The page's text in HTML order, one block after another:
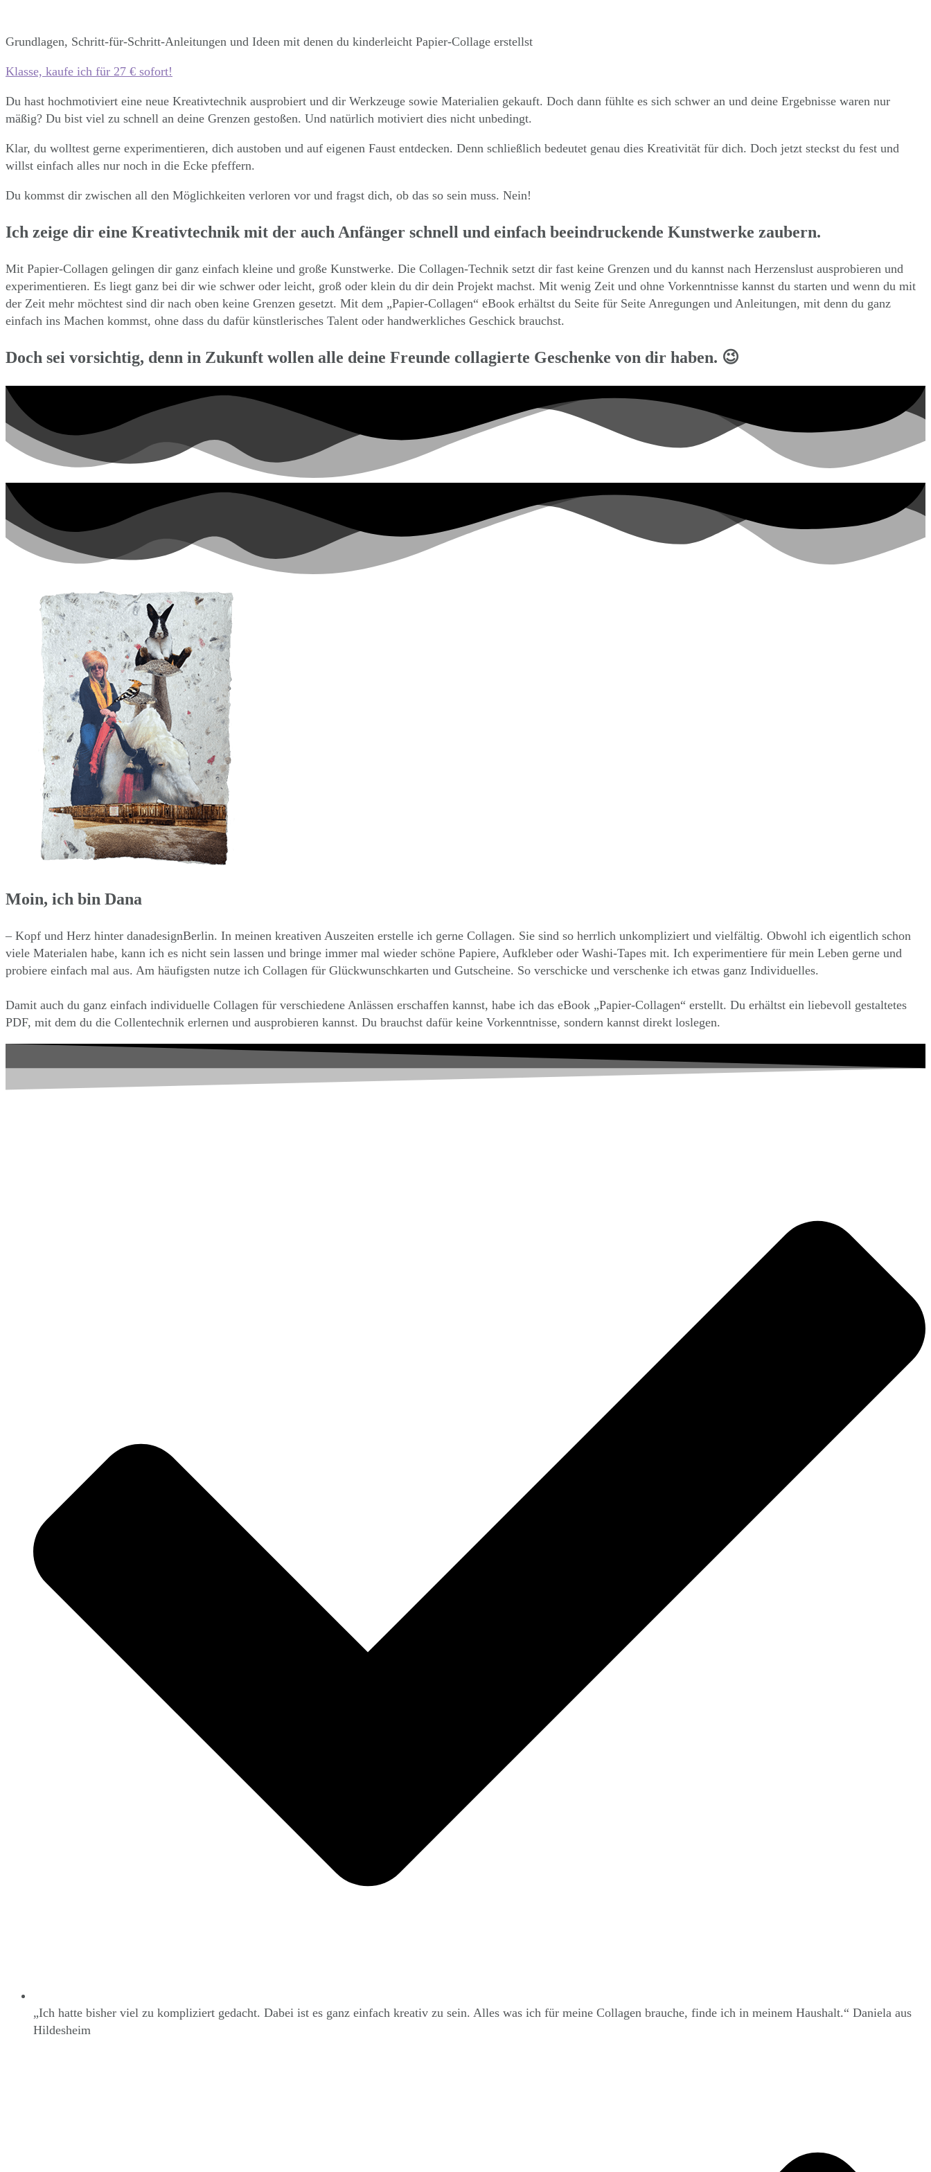
Grundlagen, Schritt-für-Schritt-Anleitungen und Ideen mit denen du kinderleicht Papier-Collage erstellst
Klasse, kaufe ich für 27 € sofort!
Du hast hochmotiviert eine neue Kreativtechnik ausprobiert und dir Werkzeuge sowie Materialien gekauft. Doch dann fühlte es sich schwer an und deine Ergebnisse waren nur
mäßig? Du bist viel zu schnell an deine Grenzen gestoßen. Und natürlich motiviert dies nicht unbedingt.
Klar, du wolltest gerne experimentieren, dich austoben und auf eigenen Faust entdecken. Denn schließlich bedeutet genau dies Kreativität für dich. Doch jetzt steckst du fest und
willst einfach alles nur noch in die Ecke pfeffern.
Du kommst dir zwischen all den Möglichkeiten verloren vor und fragst dich, ob das so sein muss. Nein!
Ich zeige dir eine Kreativtechnik mit der auch Anfänger schnell und einfach beeindruckende Kunstwerke zaubern.
Mit Papier-Collagen gelingen dir ganz einfach kleine und große Kunstwerke. Die Collagen-Technik setzt dir fast keine Grenzen und du kannst nach Herzenslust ausprobieren und
experimentieren. Es liegt ganz bei dir wie schwer oder leicht, groß oder klein du dir dein Projekt machst. Mit wenig Zeit und ohne Vorkenntnisse kannst du starten und wenn du mit
der Zeit mehr möchtest sind dir nach oben keine Grenzen gesetzt. Mit dem „Papier-Collagen“ eBook erhältst du Seite für Seite Anregungen und Anleitungen, mit denn du ganz
einfach ins Machen kommst, ohne dass du dafür künstlerisches Talent oder handwerkliches Geschick brauchst.
Doch sei vorsichtig, denn in Zukunft wollen alle deine Freunde collagierte Geschenke von dir haben. 😉
Moin, ich bin Dana
– Kopf und Herz hinter danadesignBerlin. In meinen kreativen Auszeiten erstelle ich gerne Collagen. Sie sind so herrlich unkompliziert und vielfältig. Obwohl ich eigentlich schon
viele Materialen habe, kann ich es nicht sein lassen und bringe immer mal wieder schöne Papiere, Aufkleber oder Washi-Tapes mit. Ich experimentiere für mein Leben gerne und
probiere einfach mal aus. Am häufigsten nutze ich Collagen für Glückwunschkarten und Gutscheine. So verschicke und verschenke ich etwas ganz Individuelles.
Damit auch du ganz einfach individuelle Collagen für verschiedene Anlässen erschaffen kannst, habe ich das eBook „Papier-Collagen“ erstellt. Du erhältst ein liebevoll gestaltetes
PDF, mit dem du die Collentechnik erlernen und ausprobieren kannst. Du brauchst dafür keine Vorkenntnisse, sondern kannst direkt loslegen.
„Ich hatte bisher viel zu kompliziert gedacht. Dabei ist es ganz einfach kreativ zu sein. Alles was ich für meine Collagen brauche, finde ich in meinem Haushalt.“ Daniela aus
Hildesheim